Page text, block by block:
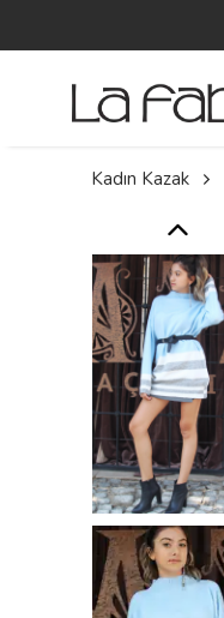
Kadın Kazak